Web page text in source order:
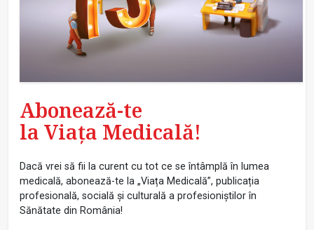
Abonează-te
la Viața Medicală!
Dacă vrei să fii la curent cu tot ce se întâmplă în lumea
medicală, abonează-te la „Viața Medicală”, publicația
profesională, socială și culturală a profesioniștilor în
Sănătate din România!